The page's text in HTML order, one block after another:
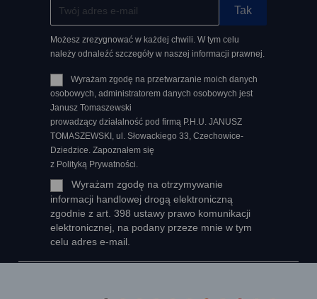
Możesz zrezygnować w każdej chwili. W tym celu
należy odnaleźć szczegóły w naszej informacji prawnej.
Wyrażam zgodę na przetwarzanie moich danych
osobowych, administratorem danych osobowych jest
Janusz Tomaszewski
prowadzący działalność pod firmą P.H.U. JANUSZ
TOMASZEWSKI, ul. Słowackiego 33, Czechowice-
Dziedzice. Zapoznałem się
z Polityką Prywatności.
Wyrażam zgodę na otrzymywanie
informacji handlowej drogą elektroniczną
zgodnie z art. 398 ustawy prawo komunikacji
elektronicznej, na podany przeze mnie w tym
celu adres e-mail.